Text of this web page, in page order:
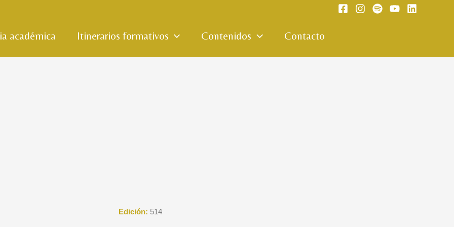
académica Itinerarios formativos Contenidos Contacto
Edición: 514